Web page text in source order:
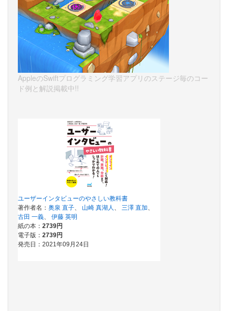
AppleのSwiftプログラミング学習アプリのステージ毎のコー
ド例と解説掲載中!!